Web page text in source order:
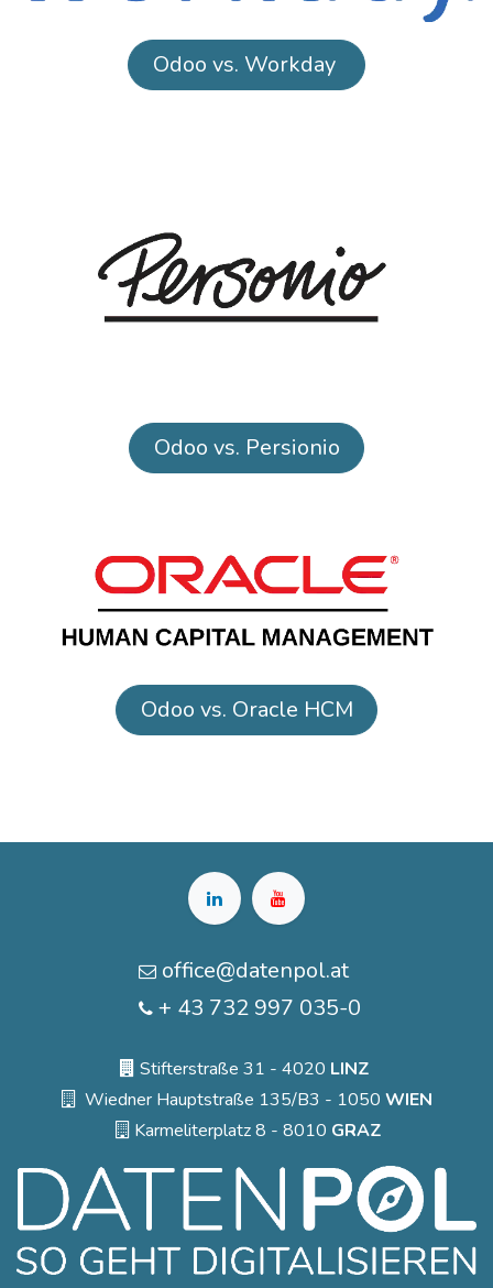
Odoo vs. Workday
Odoo vs. Persionio
Odoo vs. Oracle HCM
office@datenpol.at
+ 43 732 997 035-0
Stifterstraße 31 - 4020 LINZ
Wiedner Hauptstraße 135/B3 - 1050 WIEN
Karmeliterplatz 8 - 8010 GRAZ